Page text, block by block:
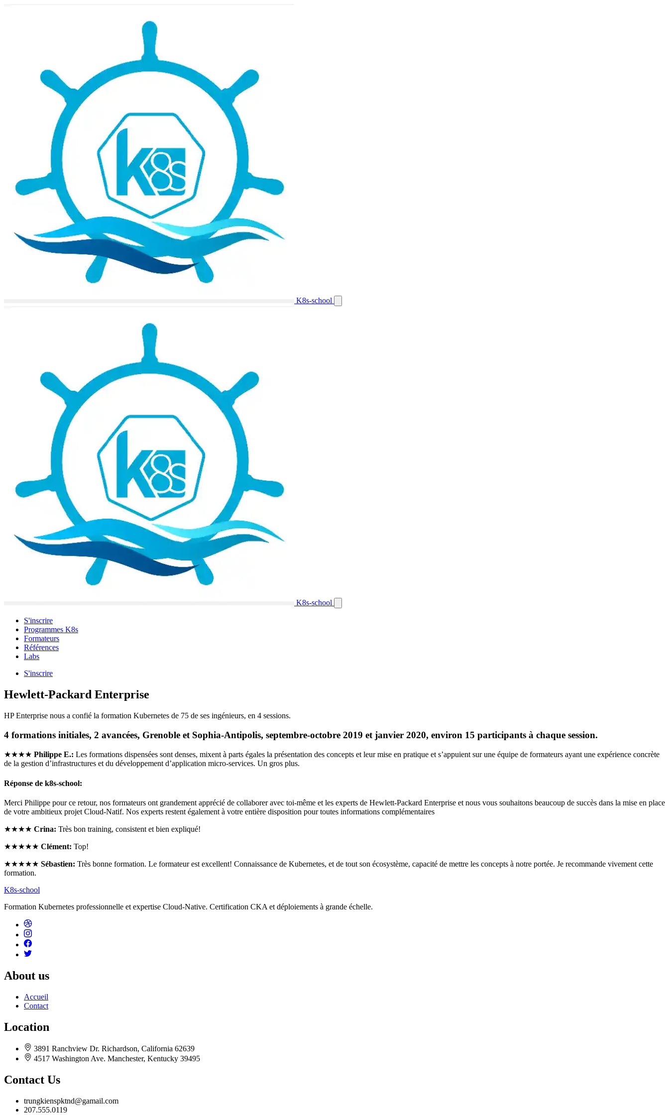
K8s-school
K8s-school
S'inscrire
Programmes K8s
Formateurs
Références
Labs
S'inscrire
Hewlett-Packard Enterprise
HP Enterprise nous a confié la formation Kubernetes de 75 de ses ingénieurs, en 4 sessions.
4 formations initiales, 2 avancées, Grenoble et Sophia-Antipolis, septembre-octobre 2019 et janvier 2020, environ 15 participants à chaque session.
★★★★ Philippe E.: Les formations dispensées sont denses, mixent à parts égales la présentation des concepts et leur mise en pratique et s’appuient sur une équipe de formateurs ayant une expérience concrète
de la gestion d’infrastructures et du développement d’application micro-services. Un gros plus.
Réponse de k8s-school:
Merci Philippe pour ce retour, nos formateurs ont grandement apprécié de collaborer avec toi-même et les experts de Hewlett-Packard Enterprise et nous vous souhaitons beaucoup de succès dans la mise en place
de votre ambitieux projet Cloud-Natif. Nos experts restent également à votre entière disposition pour toutes informations complémentaires
★★★★ Crina: Très bon training, consistent et bien expliqué!
★★★★★ Clément: Top!
★★★★★ Sébastien: Très bonne formation. Le formateur est excellent! Connaissance de Kubernetes, et de tout son écosystème, capacité de mettre les concepts à notre portée. Je recommande vivement cette
formation.
K8s-school
Formation Kubernetes professionnelle et expertise Cloud-Native. Certification CKA et déploiements à grande échelle.
About us
Accueil
Contact
Location
3891 Ranchview Dr. Richardson, California 62639
4517 Washington Ave. Manchester, Kentucky 39495
Contact Us
trungkienspktnd@gamail.com
207.555.0119